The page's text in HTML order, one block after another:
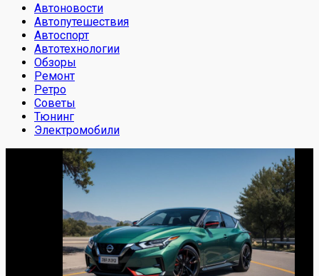
Автоновости
Автопутешествия
Автоспорт
Автотехнологии
Обзоры
Ремонт
Ретро
Советы
Тюнинг
Электромобили